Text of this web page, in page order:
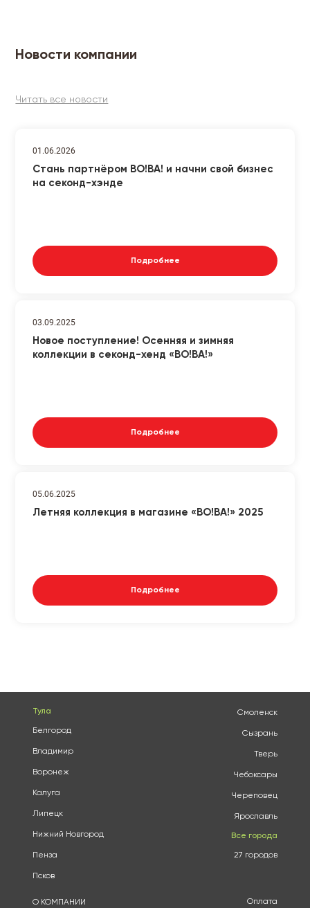
Новости компании
Читать все новости
01.06.2026
Стань партнёром ВО!ВА! и начни свой бизнес
на секонд-хэнде
Подробнее
03.09.2025
Новое поступление! Осенняя и зимняя
коллекции в секонд-хенд «ВО!ВА!»
Подробнее
05.06.2025
Летняя коллекция в магазине «ВО!ВА!» 2025
Подробнее
Тула
Белгород
Владимир
Воронеж
Калуга
Липецк
Нижний Новгород
Пенза
Псков
Смоленск
Сызрань
Тверь
Чебоксары
Череповец
Ярославль
Все города
27 городов
О КОМПАНИИ Оплата